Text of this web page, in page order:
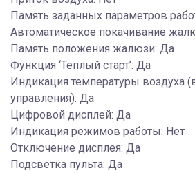
Память заданных параметров
Автоматическое покачивание
Память положения жалюзи: Да
Функция ‘Теплый старт’: Да
Индикация температуры воздуха
управления): Да
Цифровой дисплей: Да
Индикация режимов работы: Нет
Отключение дисплея: Да
Подсветка пульта: Да